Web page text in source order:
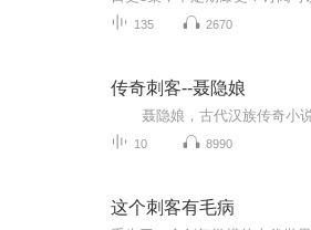
135 2670
传奇刺客--聂隐娘
10 8990
这个刺客有毛病